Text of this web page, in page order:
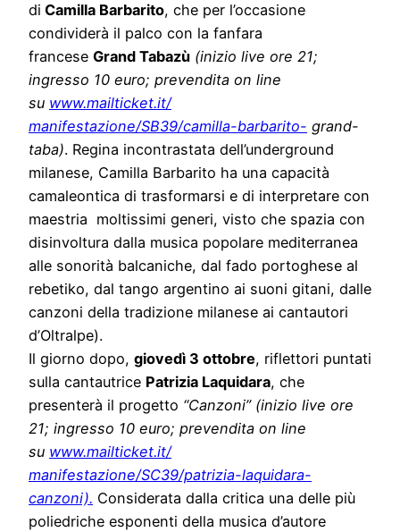
di Camilla Barbarito, che per l’occasione
condividerà il palco con la fanfara
francese Grand Tabazù (inizio live ore 21;
ingresso 10 euro; prevendita on line
su www.mailticket.it/
manifestazione/SB39/camilla-barbarito- grand-
taba). Regina incontrastata dell’underground
milanese, Camilla Barbarito ha una capacità
camaleontica di trasformarsi e di interpretare con
maestria moltissimi generi, visto che spazia con
disinvoltura dalla musica popolare mediterranea
alle sonorità balcaniche, dal fado portoghese al
rebetiko, dal tango argentino ai suoni gitani, dalle
canzoni della tradizione milanese ai cantautori
d’Oltralpe).
Il giorno dopo, giovedì 3 ottobre, riflettori puntati
sulla cantautrice Patrizia Laquidara, che
presenterà il progetto “Canzoni” (inizio live ore
21; ingresso 10 euro; prevendita on line
su www.mailticket.it/
manifestazione/SC39/patrizia-laquidara-
canzoni). Considerata dalla critica una delle più
poliedriche esponenti della musica d’autore